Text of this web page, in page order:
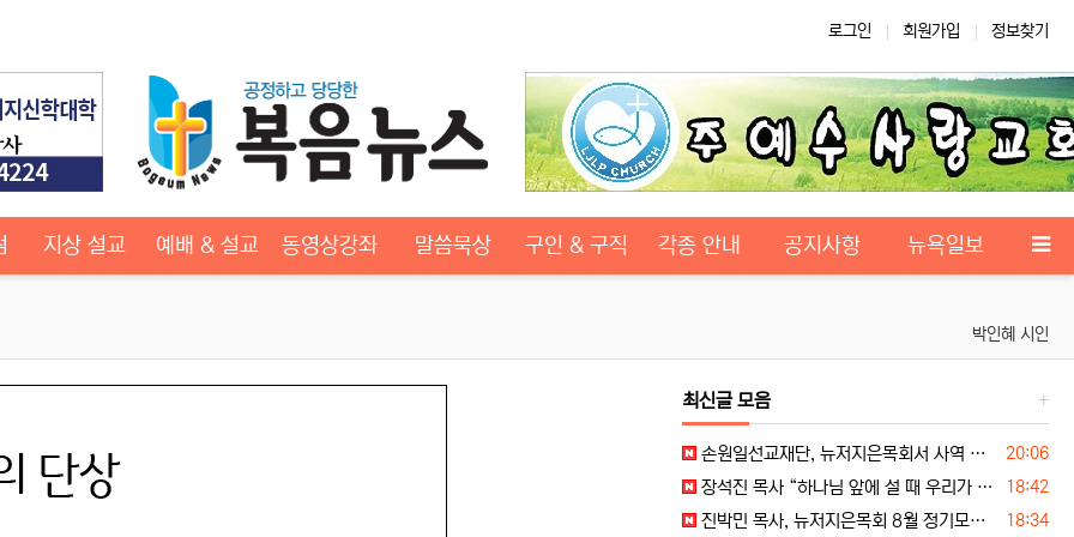
로그인 회원가입 정보찾기
지상 설교 예배 & 설교 동영상강좌 말씀묵상 구인 & 구직 각종 안내 공지사항 뉴욕일보
박인혜 시인
최신글 모음
등록일
20:06
손원일선교재단, 뉴저지은목회서 사역 소개… “해군 함정마다 예배 공동체 세우는 일에 기도와 협력을”
등록일
18:42
장석진 목사 “하나님 앞에 설 때 우리가 받을 칭찬을 생각하라”
등록일
18:34
진박민 목사, 뉴저지은목회 8월 정기모임서 기도… “은목회 모든 순서 위에 하나님의 영광 나타나게 하소서”